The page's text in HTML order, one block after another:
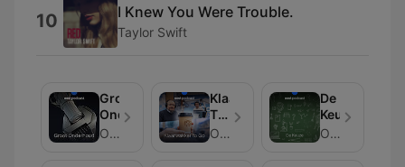
10 I Knew You Were Trouble.
Taylor Swift
Groot
Onderhoud
Oost
KlaarWakker
To
GoOost
De
Keuze
Oost